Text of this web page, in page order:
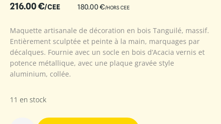
216.00€/CEE 180.00€/HORS CEE
Maquette artisanale de décoration en bois Tanguilé, massif.
Entièrement sculptée et peinte à la main, marquages par
décalques. Fournie avec un socle en bois d’Acacia vernis et
potence métallique, avec une plaque gravée style
aluminium, collée.
11 en stock